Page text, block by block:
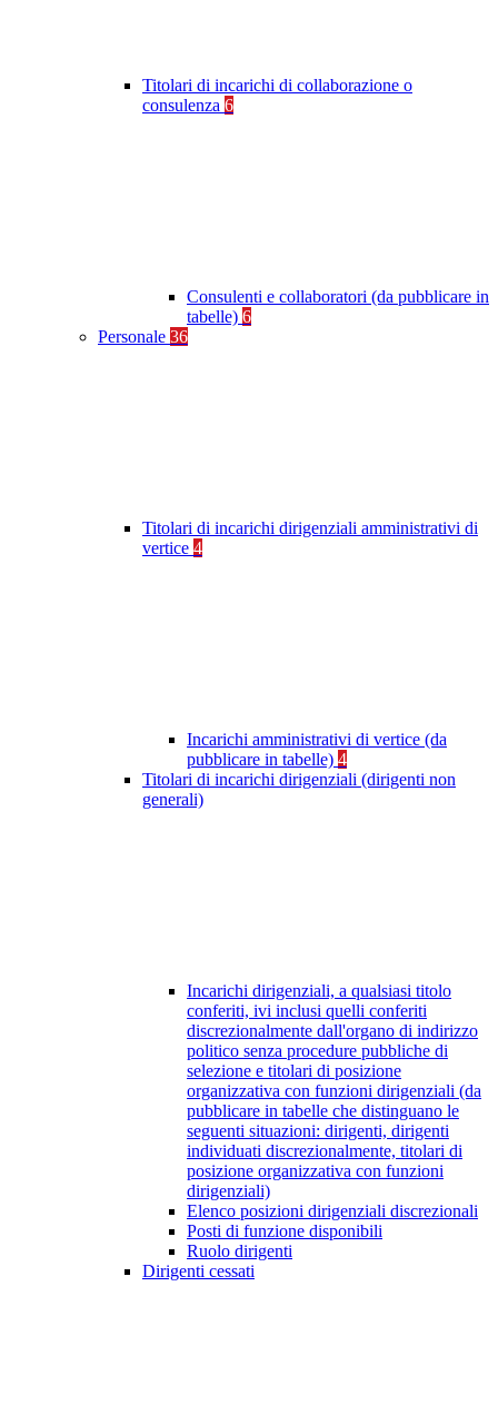
Titolari di incarichi di collaborazione o
consulenza 6
Consulenti e collaboratori (da pubblicare in
tabelle) 6
Personale 36
Titolari di incarichi dirigenziali amministrativi di
vertice 4
Incarichi amministrativi di vertice (da
pubblicare in tabelle) 4
Titolari di incarichi dirigenziali (dirigenti non
generali)
Incarichi dirigenziali, a qualsiasi titolo
conferiti, ivi inclusi quelli conferiti
discrezionalmente dall'organo di indirizzo
politico senza procedure pubbliche di
selezione e titolari di posizione
organizzativa con funzioni dirigenziali (da
pubblicare in tabelle che distinguano le
seguenti situazioni: dirigenti, dirigenti
individuati discrezionalmente, titolari di
posizione organizzativa con funzioni
dirigenziali)
Elenco posizioni dirigenziali discrezionali
Posti di funzione disponibili
Ruolo dirigenti
Dirigenti cessati